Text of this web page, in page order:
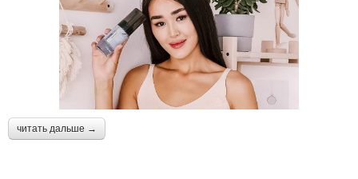
читать дальше →